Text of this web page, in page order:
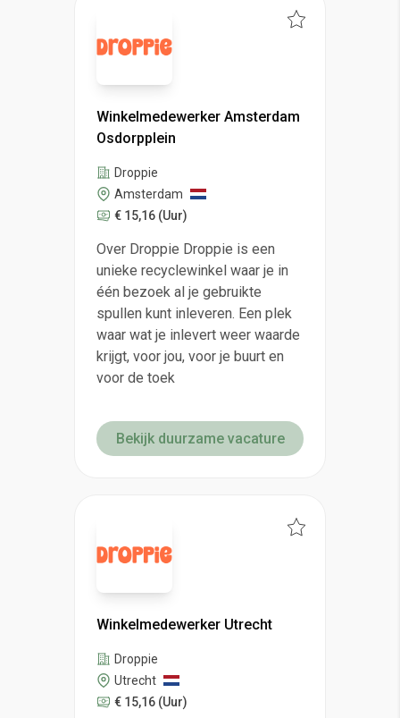
Winkelmedewerker Amsterdam
Osdorpplein
Droppie
Amsterdam
€ 15,16 (Uur)
Over Droppie Droppie is een
unieke recyclewinkel waar je in
één bezoek al je gebruikte
spullen kunt inleveren. Een plek
waar wat je inlevert weer waarde
krijgt, voor jou, voor je buurt en
voor de toek
Bekijk duurzame vacature
Winkelmedewerker Utrecht
Droppie
Utrecht
€ 15,16 (Uur)